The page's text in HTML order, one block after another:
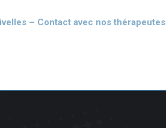
– Contact avec nos thérapeutes